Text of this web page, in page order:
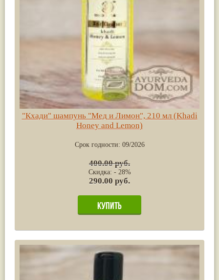
"Кхади" шампунь "Мед и Лимон", 210 мл (Khadi
Honey and Lemon)
Срок годности: 09/2026
400.00 руб.
Скидка: - 28%
290.00 руб.